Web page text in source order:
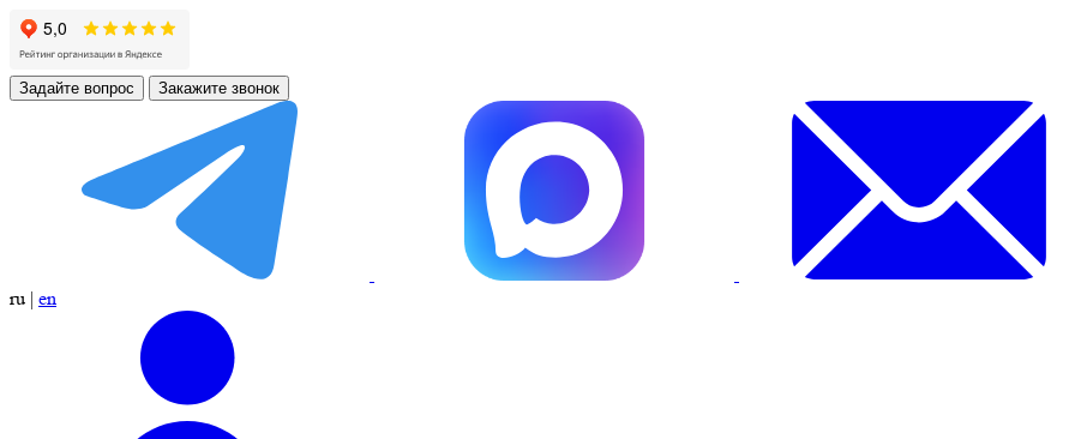
Задайте вопрос Закажите звонок
ru | en